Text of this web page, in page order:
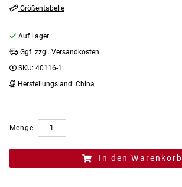
Größentabelle
Auf Lager
Ggf. zzgl. Versandkosten
SKU: 40116-1
Herstellungsland: China
Menge
In den Warenkorb